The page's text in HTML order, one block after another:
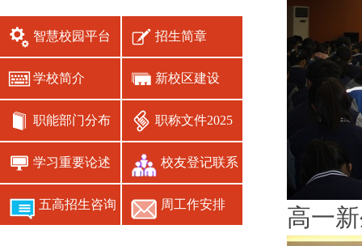
智慧校园平台 招生简章
学校简介 新校区建设
职能部门分布 职称文件2025
学习重要论述 校友登记联系
五高招生咨询 周工作安排 高一